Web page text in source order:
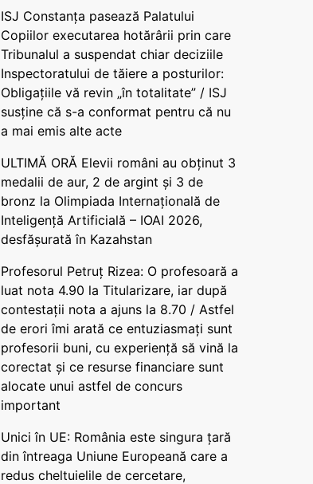
ISJ Constanța pasează Palatului
Copiilor executarea hotărârii prin care
Tribunalul a suspendat chiar deciziile
Inspectoratului de tăiere a posturilor:
Obligațiile vă revin „în totalitate” / ISJ
susține că s-a conformat pentru că nu
a mai emis alte acte
ULTIMĂ ORĂ Elevii români au obținut 3
medalii de aur, 2 de argint și 3 de
bronz la Olimpiada Internațională de
Inteligență Artificială – IOAI 2026,
desfășurată în Kazahstan
Profesorul Petruț Rizea: O profesoară a
luat nota 4.90 la Titularizare, iar după
contestații nota a ajuns la 8.70 / Astfel
de erori îmi arată ce entuziasmați sunt
profesorii buni, cu experiență să vină la
corectat și ce resurse financiare sunt
alocate unui astfel de concurs
important
Unici în UE: România este singura țară
din întreaga Uniune Europeană care a
redus cheltuielile de cercetare,